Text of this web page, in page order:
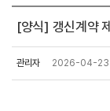
[양식] 갱신계약
관리자 2026-04-23